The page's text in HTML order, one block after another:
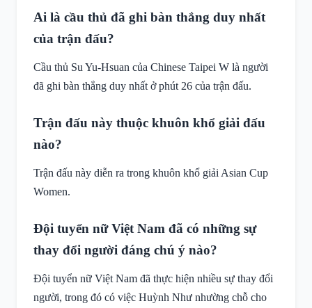
Ai là cầu thủ đã ghi bàn thắng duy nhất
của trận đấu?
Cầu thủ Su Yu-Hsuan của Chinese Taipei W là người
đã ghi bàn thắng duy nhất ở phút 26 của trận đấu.
Trận đấu này thuộc khuôn khổ giải đấu
nào?
Trận đấu này diễn ra trong khuôn khổ giải Asian Cup
Women.
Đội tuyển nữ Việt Nam đã có những sự
thay đổi người đáng chú ý nào?
Đội tuyển nữ Việt Nam đã thực hiện nhiều sự thay đổi
người, trong đó có việc Huỳnh Như nhường chỗ cho